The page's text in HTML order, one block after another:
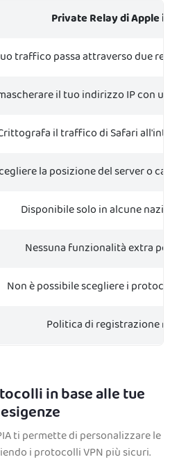
Private Relay di Apple
traffico passa attraverso due
il tuo indirizzo IP con una
il traffico di Safari
la posizione del server o
Disponibile solo in alcune nazioni
Nessuna funzionalità extra per
Non è possibile scegliere i protocolli
Politica di registrazione
in base alle tue
esigenze
ti permette di personalizzare le
i protocolli VPN più sicuri.